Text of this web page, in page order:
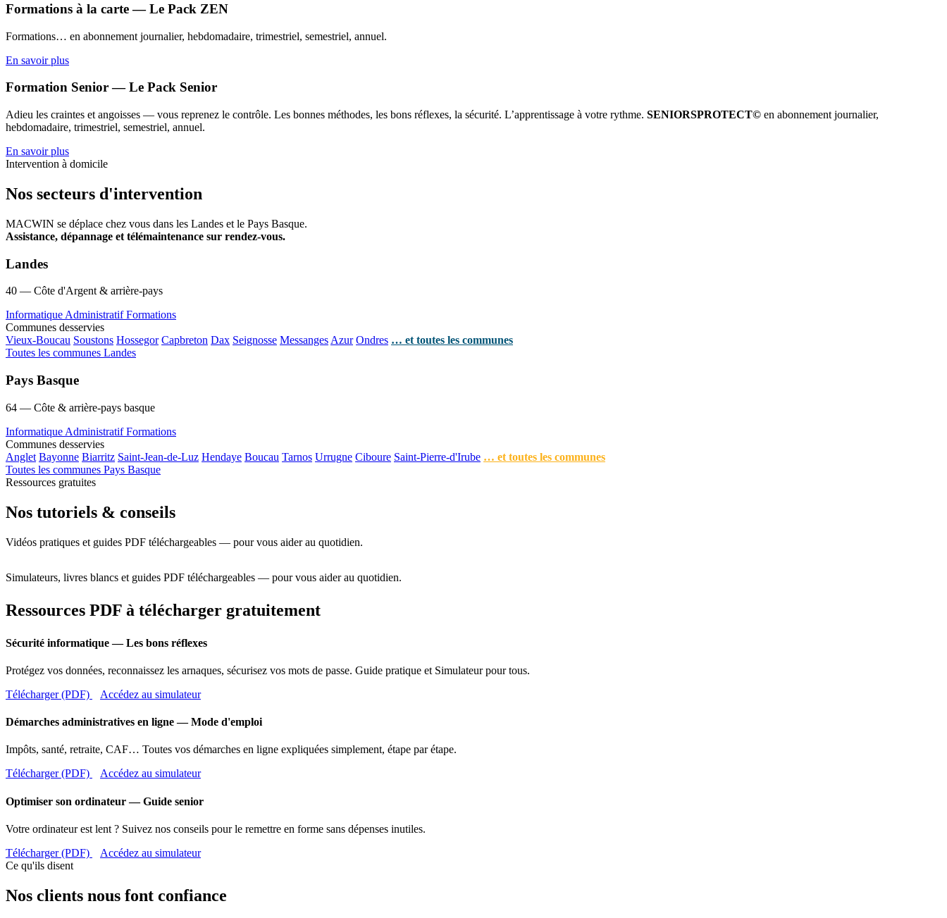
Formations à la carte — Le Pack ZEN
Formations… en abonnement journalier, hebdomadaire, trimestriel, semestriel, annuel.
En savoir plus
Formation Senior — Le Pack Senior
Adieu les craintes et angoisses — vous reprenez le contrôle. Les bonnes méthodes, les bons réflexes, la sécurité. L’apprentissage à votre rythme. SENIORSPROTECT© en abonnement journalier,
hebdomadaire, trimestriel, semestriel, annuel.
En savoir plus
Intervention à domicile
Nos secteurs d'intervention
MACWIN se déplace chez vous dans les Landes et le Pays Basque.
Assistance, dépannage et télémaintenance sur rendez-vous.
Landes
40 — Côte d'Argent & arrière-pays
Informatique AdministratifFormations
Communes desservies
Vieux-Boucau Soustons Hossegor Capbreton Dax Seignosse Messanges Azur Ondres … et toutes les communes
Toutes les communes Landes
Pays Basque
64 — Côte & arrière-pays basque
Informatique AdministratifFormations
Communes desservies
Anglet Bayonne Biarritz Saint-Jean-de-Luz Hendaye Boucau Tarnos Urrugne Ciboure Saint-Pierre-d'Irube … et toutes les communes
Toutes les communes Pays Basque
Ressources gratuites
Nos tutoriels & conseils
Vidéos pratiques et guides PDF téléchargeables — pour vous aider au quotidien.
Simulateurs, livres blancs et guides PDF téléchargeables — pour vous aider au quotidien.
Ressources PDF à télécharger gratuitement
Sécurité informatique — Les bons réflexes
Protégez vos données, reconnaissez les arnaques, sécurisez vos mots de passe. Guide pratique et Simulateur pour tous.
Télécharger (PDF)
Accédez au simulateur
Démarches administratives en ligne — Mode d'emploi
Impôts, santé, retraite, CAF… Toutes vos démarches en ligne expliquées simplement, étape par étape.
Télécharger (PDF)
Accédez au simulateur
Optimiser son ordinateur — Guide senior
Votre ordinateur est lent ? Suivez nos conseils pour le remettre en forme sans dépenses inutiles.
Télécharger (PDF)
Accédez au simulateur
Ce qu'ils disent
Nos clients nous font confiance